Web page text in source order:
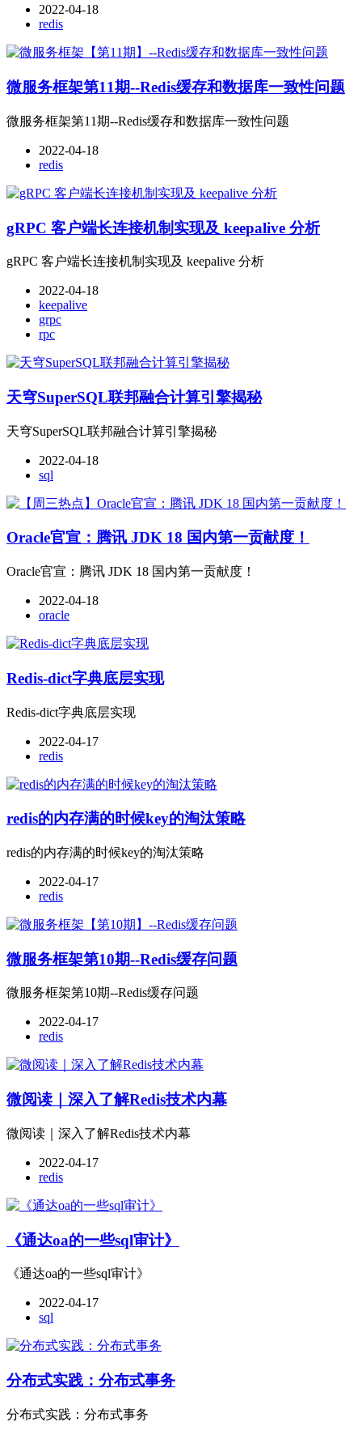
2022-04-18
redis
微服务框架第11期--Redis缓存和数据库一致性问题
微服务框架第11期--Redis缓存和数据库一致性问题
2022-04-18
redis
gRPC 客户端长连接机制实现及 keepalive 分析
gRPC 客户端长连接机制实现及 keepalive 分析
2022-04-18
keepalive
grpc
rpc
天穹SuperSQL联邦融合计算引擎揭秘
天穹SuperSQL联邦融合计算引擎揭秘
2022-04-18
sql
Oracle官宣：腾讯 JDK 18 国内第一贡献度！
Oracle官宣：腾讯 JDK 18 国内第一贡献度！
2022-04-18
oracle
Redis-dict字典底层实现
Redis-dict字典底层实现
2022-04-17
redis
redis的内存满的时候key的淘汰策略
redis的内存满的时候key的淘汰策略
2022-04-17
redis
微服务框架第10期--Redis缓存问题
微服务框架第10期--Redis缓存问题
2022-04-17
redis
微阅读｜深入了解Redis技术内幕
微阅读｜深入了解Redis技术内幕
2022-04-17
redis
《通达oa的一些sql审计》
《通达oa的一些sql审计》
2022-04-17
sql
分布式实践：分布式事务
分布式实践：分布式事务